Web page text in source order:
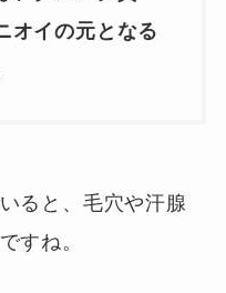
オイの元となる
ると、毛穴や汗腺
すね。